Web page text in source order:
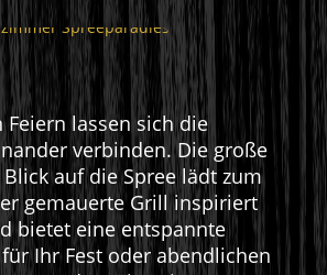
Feiern lassen sich die
verbinden. Die große
auf die Spree lädt zum
gemauerte Grill inspiriert
bietet eine entspannte
Ihr Fest oder abendlichen